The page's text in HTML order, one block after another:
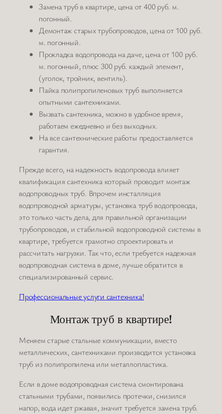
Замена труб в квартире, цена от 400 руб. м.
погонный.
Демонтаж старых трубопроводов, цена от 100 руб.
м. погонный.
Прокладка водопровода на даче, цена от 100 руб.
м. погонный, плюс 300 руб. каждый элемент,
(уголок, тройник, вентиль).
Пайка полипропиленовых труб выполняется
опытными сантехниками.
Вызвать сантехника, можно в удобное время,
работаем ежедневно и без выходных.
На все сантехнические работы предоставляется
гарантия.
Прежде всего, на надежность водопровода влияет
квалификация сантехника который проводит монтаж
водопроводных труб. Впрочем инсталляция
водопроводной арматуры, установка труб водопровода,
это только часть дела, для правильной организации
трубопроводов, и стабильной водопроводной системы в
квартире, требуется грамотно спроектировать и
рассчитать нагрузки. Так что, если требуется надежная
водопроводная система в доме, лучше обратится в
специализированный сервис.
Профессиональные услуги сантехника!
Монтаж труб в квартире!
Меняем старые стальные коммуникации, вместо
металлических, сантехниками производится установка
труб из полипропилена или металлопластика.
Если в доме водопроводная система смонтирована
стальными трубами, появились протечки, снизился
напор, вода идет ржавая, значит требуется замена труб.